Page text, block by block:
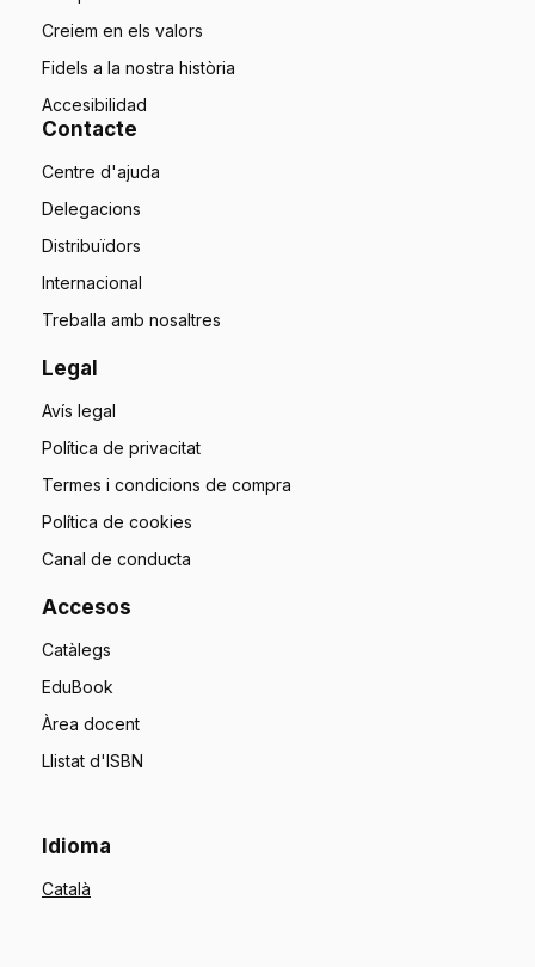
Creiem en els valors
Fidels a la nostra història
Accesibilidad
Contacte
Centre d'ajuda
Delegacions
Distribuïdors
Internacional
Treballa amb nosaltres
Legal
Avís legal
Política de privacitat
Termes i condicions de compra
Política de cookies
Canal de conducta
Accesos
Catàlegs
EduBook
Àrea docent
Llistat d'ISBN
Idioma